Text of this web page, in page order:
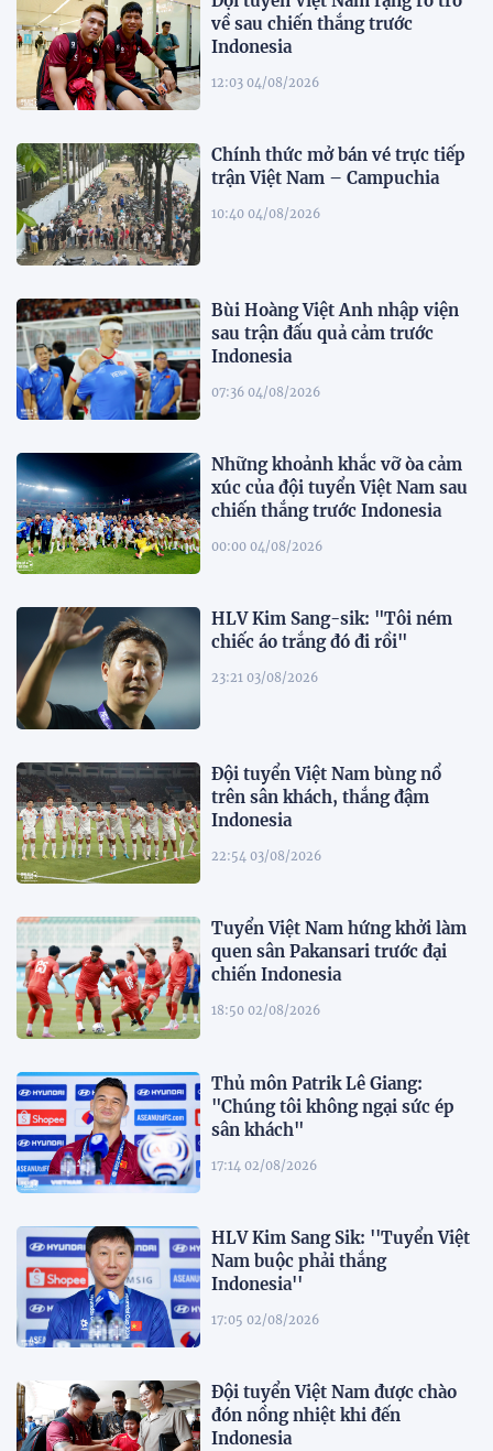
về sau chiến thắng trước
Indonesia
12:03 04/08/2026
Chính thức mở bán vé trực tiếp
trận Việt Nam – Campuchia
10:40 04/08/2026
Bùi Hoàng Việt Anh nhập viện
sau trận đấu quả cảm trước
Indonesia
07:36 04/08/2026
Những khoảnh khắc vỡ òa cảm
xúc của đội tuyển Việt Nam sau
chiến thắng trước Indonesia
00:00 04/08/2026
HLV Kim Sang-sik: "Tôi ném
chiếc áo trắng đó đi rồi"
23:21 03/08/2026
Đội tuyển Việt Nam bùng nổ
trên sân khách, thắng đậm
Indonesia
22:54 03/08/2026
Tuyển Việt Nam hứng khởi làm
quen sân Pakansari trước đại
chiến Indonesia
18:50 02/08/2026
Thủ môn Patrik Lê Giang:
"Chúng tôi không ngại sức ép
sân khách"
17:14 02/08/2026
HLV Kim Sang Sik: ''Tuyển Việt
Nam buộc phải thắng
Indonesia''
17:05 02/08/2026
Đội tuyển Việt Nam được chào
đón nồng nhiệt khi đến
Indonesia